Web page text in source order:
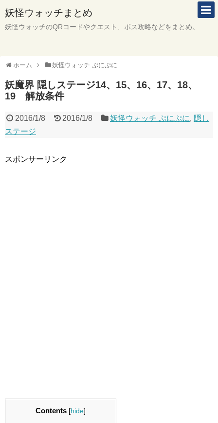
妖怪ウォッチまとめ
妖怪ウォッチのQRコードやクエスト、ボス攻略などをまとめ。
ホーム 妖怪ウォッチ ぷにぷに
妖魔界 隠しステージ14、15、16、17、18、
19 解放条件
2016/1/8 2016/1/8 妖怪ウォッチ ぷにぷに, 隠し
ステージ
スポンサーリンク
Contents [hide]